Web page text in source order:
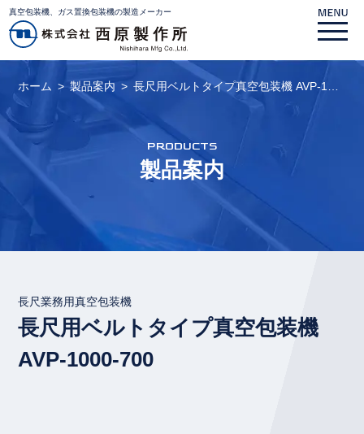
真空包装機、ガス置換包装機の製造メーカー
ホーム 製品案内 長尺用ベルトタイプ真空包装機 AVP-1…
PRODUCTS
製品案内
長尺業務用真空包装機
長尺用ベルトタイプ真空包装機
AVP-1000-700